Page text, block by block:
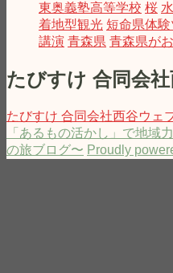
東奥義塾高等学校 桜
着地型観光 短命県体験
講演 青森県 青森県が
たびすけ 合同会
たびすけ 合同会社西谷ウェ
「あるもの活かし」で地域
の旅ブログ〜 Proudly